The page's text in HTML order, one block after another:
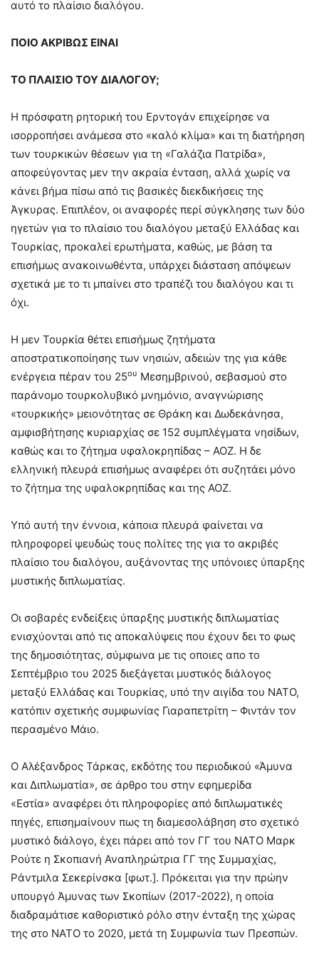
αυτό το πλαίσιο διαλόγου.
ΠΟΙΟ ΑΚΡΙΒΩΣ ΕΙΝΑΙ
ΤΟ ΠΛΑΙΣΙΟ ΤΟΥ ΔΙΑΛΟΓΟΥ;
Η πρόσφατη ρητορική του Ερντογάν επιχείρησε να
ισορροπήσει ανάμεσα στο «καλό κλίμα» και τη διατήρηση
των τουρκικών θέσεων για τη «Γαλάζια Πατρίδα»,
αποφεύγοντας μεν την ακραία ένταση, αλλά χωρίς να
κάνει βήμα πίσω από τις βασικές διεκδικήσεις της
Άγκυρας. Επιπλέον, οι αναφορές περί σύγκλησης των δύο
ηγετών για το πλαίσιο του διαλόγου μεταξύ Ελλάδας και
Τουρκίας, προκαλεί ερωτήματα, καθώς, με βάση τα
επισήμως ανακοινωθέντα, υπάρχει διάσταση απόψεων
σχετικά με το τι μπαίνει στο τραπέζι του διαλόγου και τι
όχι.
Η μεν Τουρκία θέτει επισήμως ζητήματα
αποστρατικοποίησης των νησιών, αδειών της για κάθε
ενέργεια πέραν του 25ου Μεσημβρινού, σεβασμού στο
παράνομο τουρκολυβικό μνημόνιο, αναγνώρισης
«τουρκικής» μειονότητας σε Θράκη και Δωδεκάνησα,
αμφισβήτησης κυριαρχίας σε 152 συμπλέγματα νησίδων,
καθώς και το ζήτημα υφαλοκρηπίδας – ΑΟΖ. Η δε
ελληνική πλευρά επισήμως αναφέρει ότι συζητάει μόνο
το ζήτημα της υφαλοκρηπίδας και της ΑΟΖ.
Υπό αυτή την έννοια, κάποια πλευρά φαίνεται να
πληροφορεί ψευδώς τους πολίτες της για το ακριβές
πλαίσιο του διαλόγου, αυξάνοντας της υπόνοιες ύπαρξης
μυστικής διπλωματίας.
Οι σοβαρές ενδείξεις ύπαρξης μυστικής διπλωματίας
ενισχύονται από τις αποκαλύψεις που έχουν δει το φως
της δημοσιότητας, σύμφωνα με τις οποιες απο το
Σεπτέμβριο του 2025 διεξάγεται μυστικός διάλογος
μεταξύ Ελλάδας και Τουρκίας, υπό την αιγίδα του ΝΑΤΟ,
κατόπιν σχετικής συμφωνίας Γιαραπετρίτη – Φιντάν τον
περασμένο Μάιο.
Ο Αλέξανδρος Τάρκας, εκδότης του περιοδικού «Άμυνα
και Διπλωματία», σε άρθρο του στην εφημερίδα
«Εστία» αναφέρει ότι πληροφορίες από διπλωματικές
πηγές, επισημαίνουν πως τη διαμεσολάβηση στο σχετικό
μυστικό διάλογο, έχει πάρει από τον ΓΓ του ΝΑΤΟ Μαρκ
Ρούτε η Σκοπιανή Αναπληρώτρια ΓΓ της Συμμαχίας,
Ράντμιλα Σεκερίνσκα [φωτ.]. Πρόκειται για την πρώην
υπουργό Άμυνας των Σκοπίων (2017-2022), η οποία
διαδραμάτισε καθοριστικό ρόλο στην ένταξη της χώρας
της στο ΝΑΤΟ το 2020, μετά τη Συμφωνία των Πρεσπών.